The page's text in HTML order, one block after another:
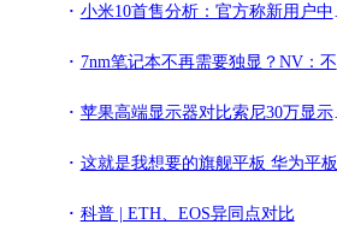
小米10首售分析：官方称新用户中华为贡献最大
7nm笔记本不再需要独显？NV：不存在的事儿
苹果高端显示器对比索尼30万显示器：结果翻车了
这就是我想要的旗舰平板 华为平板M6不负期待
科普 | ETH、EOS异同点对比